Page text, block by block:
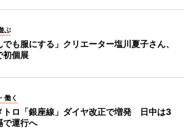
ぶ
でも服にする」クリエーター塩川夏子さん、
初個展
働く
トロ「銀座線」ダイヤ改正で増発 日中は3
で運行へ